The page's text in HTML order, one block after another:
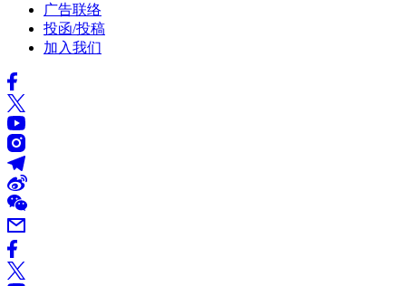
广告联络
投函/投稿
加入我们